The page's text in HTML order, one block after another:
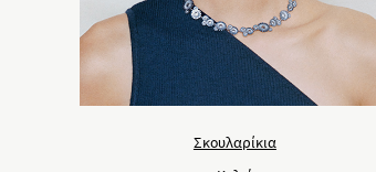
Σκουλαρίκια